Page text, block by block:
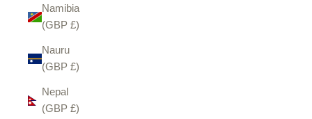
Namibia
(GBP £)
Nauru
(GBP £)
Nepal
(GBP £)